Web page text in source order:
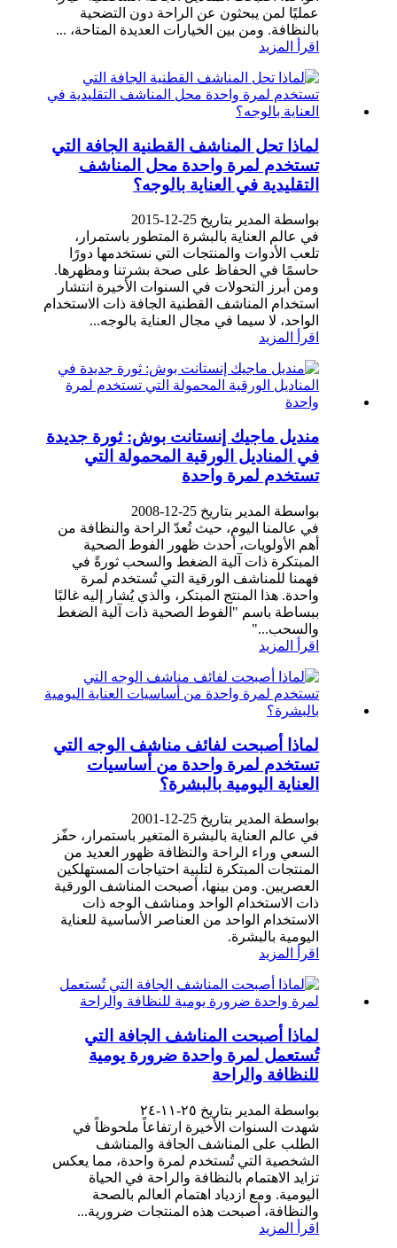
عمليًا لمن يبحثون عن الراحة دون التضحية
بالنظافة. ومن بين الخيارات العديدة المتاحة، ...
اقرأ المزيد
لماذا تحل المناشف القطنية الجافة التي
تستخدم لمرة واحدة محل المناشف
التقليدية في العناية بالوجه؟
بواسطة المدير بتاريخ 25-12-2015
في عالم العناية بالبشرة المتطور باستمرار،
تلعب الأدوات والمنتجات التي نستخدمها دورًا
حاسمًا في الحفاظ على صحة بشرتنا ومظهرها.
ومن أبرز التحولات في السنوات الأخيرة انتشار
استخدام المناشف القطنية الجافة ذات الاستخدام
الواحد، لا سيما في مجال العناية بالوجه...
اقرأ المزيد
منديل ماجيك إنستانت بوش: ثورة جديدة
في المناديل الورقية المحمولة التي
تستخدم لمرة واحدة
بواسطة المدير بتاريخ 25-12-2008
في عالمنا اليوم، حيث تُعدّ الراحة والنظافة من
أهم الأولويات، أحدث ظهور الفوط الصحية
المبتكرة ذات آلية الضغط والسحب ثورةً في
فهمنا للمناشف الورقية التي تُستخدم لمرة
واحدة. هذا المنتج المبتكر، والذي يُشار إليه غالبًا
ببساطة باسم "الفوط الصحية ذات آلية الضغط
والسحب..."
اقرأ المزيد
لماذا أصبحت لفائف مناشف الوجه التي
تستخدم لمرة واحدة من أساسيات
العناية اليومية بالبشرة؟
بواسطة المدير بتاريخ 25-12-2001
في عالم العناية بالبشرة المتغير باستمرار، حفّز
السعي وراء الراحة والنظافة ظهور العديد من
المنتجات المبتكرة لتلبية احتياجات المستهلكين
العصريين. ومن بينها، أصبحت المناشف الورقية
ذات الاستخدام الواحد ومناشف الوجه ذات
الاستخدام الواحد من العناصر الأساسية للعناية
اليومية بالبشرة.
اقرأ المزيد
لماذا أصبحت المناشف الجافة التي
تُستعمل لمرة واحدة ضرورة يومية
للنظافة والراحة
بواسطة المدير بتاريخ ٢٥-١١-٢٤
شهدت السنوات الأخيرة ارتفاعاً ملحوظاً في
الطلب على المناشف الجافة والمناشف
الشخصية التي تُستخدم لمرة واحدة، مما يعكس
تزايد الاهتمام بالنظافة والراحة في الحياة
اليومية. ومع ازدياد اهتمام العالم بالصحة
والنظافة، أصبحت هذه المنتجات ضرورية...
اقرأ المزيد